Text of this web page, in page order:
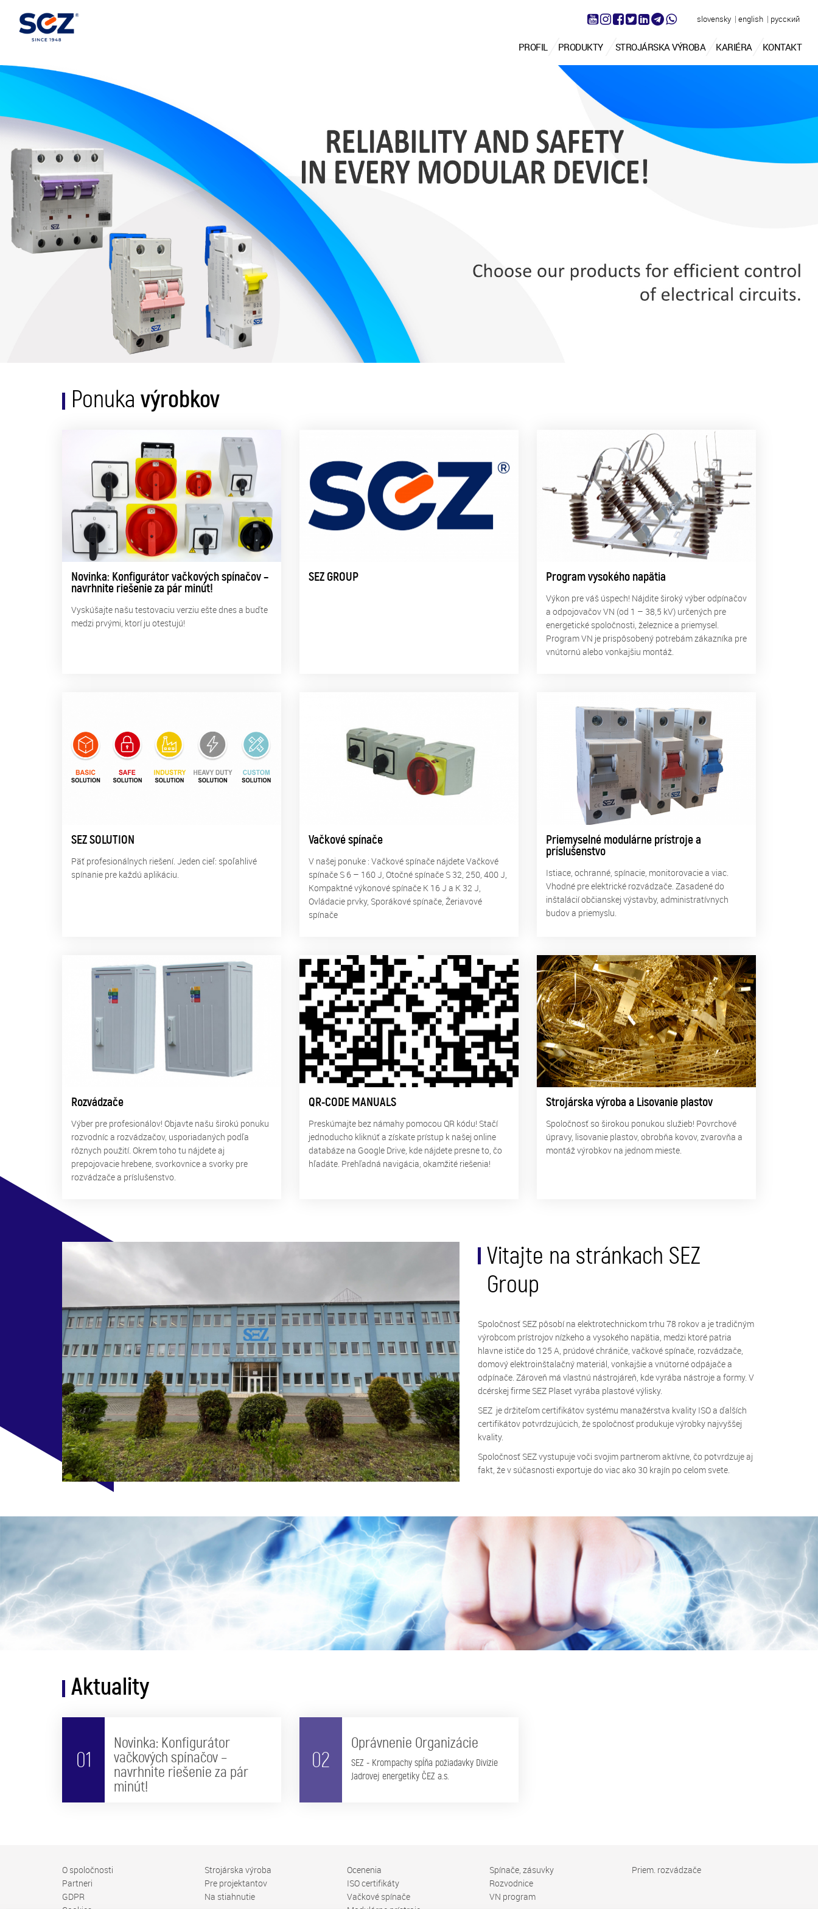
slovensky | english | русский
PROFIL PRODUKTY STROJÁRSKA VÝROBA KARIÉRA KONTAKT
Ponuka výrobkov
Novinka: Konfigurátor vačkových spínačov –
navrhnite riešenie za pár minút!
Vyskúšajte našu testovaciu verziu ešte dnes a buďte
medzi prvými, ktorí ju otestujú!
SEZ GROUP Program vysokého napätia
Výkon pre váš úspech! Nájdite široký výber odpínačov
a odpojovačov VN (od 1 – 38,5 kV) určených pre
energetické spoločnosti, železnice a priemysel.
Program VN je prispôsobený potrebám zákazníka pre
vnútornú alebo vonkajšiu montáž.
SEZ SOLUTION
Päť profesionálnych riešení. Jeden cieľ: spoľahlivé
spínanie pre každú aplikáciu.
Vačkové spínače
V našej ponuke : Vačkové spínače nájdete Vačkové
spínače S 6 – 160 J, Otočné spínače S 32, 250, 400 J,
Kompaktné výkonové spínače K 16 J a K 32 J,
Ovládacie prvky, Sporákové spínače, Žeriavové
spínače
Priemyselné modulárne prístroje a
príslušenstvo
Istiace, ochranné, spínacie, monitorovacie a viac.
Vhodné pre elektrické rozvádzače. Zasadené do
inštalácií občianskej výstavby, administratívnych
budov a priemyslu.
Rozvádzače
Výber pre profesionálov! Objavte našu širokú ponuku
rozvodníc a rozvádzačov, usporiadaných podľa
rôznych použití. Okrem toho tu nájdete aj
prepojovacie hrebene, svorkovnice a svorky pre
rozvádzače a príslušenstvo.
QR-CODE MANUALS
Preskúmajte bez námahy pomocou QR kódu! Stačí
jednoducho kliknúť a získate prístup k našej online
databáze na Google Drive, kde nájdete presne to, čo
hľadáte. Prehľadná navigácia, okamžité riešenia!
Strojárska výroba a Lisovanie plastov
Spoločnosť so širokou ponukou služieb! Povrchové
úpravy, lisovanie plastov, obrobňa kovov, zvarovňa a
montáž výrobkov na jednom mieste.
Vitajte na stránkach SEZ
Group
Spoločnosť SEZ pôsobí na elektrotechnickom trhu 78 rokov a je tradičným
výrobcom prístrojov nízkeho a vysokého napätia, medzi ktoré patria
hlavne ističe do 125 A, prúdové chrániče, vačkové spínače, rozvádzače,
domový elektroinštalačný materiál, vonkajšie a vnútorné odpájače a
odpínače. Zároveň má vlastnú nástrojáreň, kde vyrába nástroje a formy. V
dcérskej firme SEZ Plaset vyrába plastové výlisky.
SEZ je držiteľom certifikátov systému manažérstva kvality ISO a ďalších
certifikátov potvrdzujúcich, že spoločnosť produkuje výrobky najvyššej
kvality.
Spoločnosť SEZ vystupuje voči svojim partnerom aktívne, čo potvrdzuje aj
fakt, že v súčasnosti exportuje do viac ako 30 krajín po celom svete.
Aktuality
01
Novinka: Konfigurátor
vačkových spínačov –
navrhnite riešenie za pár
minút!
02
Oprávnenie Organizácie
SEZ - Krompachy spĺňa požiadavky Divízie
Jadrovej energetiky ČEZ a.s.
O spoločnosti
Partneri
GDPR
Strojárska výroba
Pre projektantov
Na stiahnutie
Ocenenia
ISO certifikáty
Vačkové spínače
Spínače, zásuvky
Rozvodnice
VN program
Priem. rozvádzače